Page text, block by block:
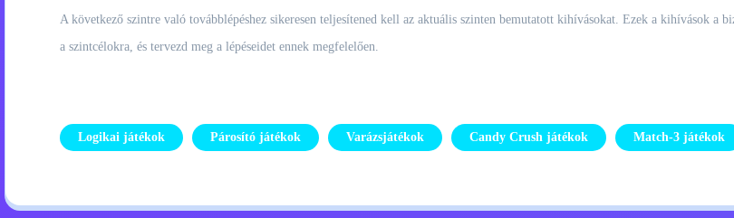
A következő szintre való továbblépéshez sikeresen teljesítened kell az aktuális szinten bemutatott kihívásokat. Ezek a kihívások a
a szintcélokra, és tervezd meg a lépéseidet ennek megfelelően.
Logikai játékok Párosító játékok Varázsjátékok Candy Crush játékok Match-3 játékok